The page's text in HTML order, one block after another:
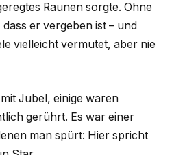
Raunen sorgte. Ohne
er vergeben ist – und
vielleicht vermutet, aber nie
Jubel, einige waren
gerührt. Es war einer
man spürt: Hier spricht